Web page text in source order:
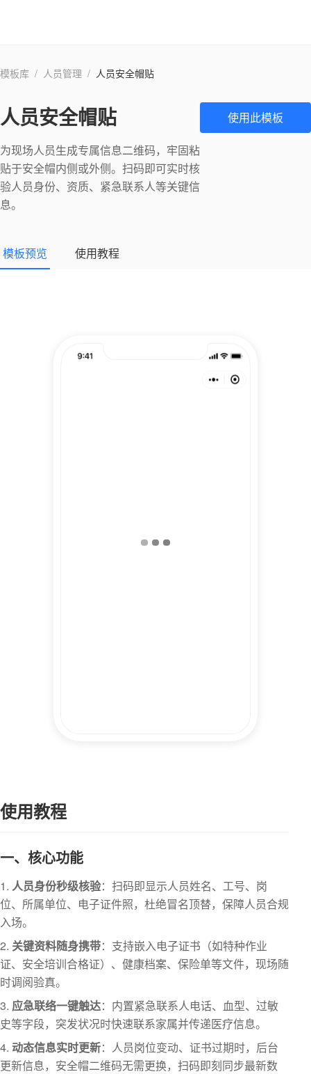
模板库 / 人员管理 / 人员安全帽贴
人员安全帽贴
为现场人员生成专属信息二维码，牢固粘
贴于安全帽内侧或外侧。扫码即可实时核
验人员身份、资质、紧急联系人等关键信
息。
模板预览 使用教程
使用此模板
使用教程
一、核心功能
人员身份秒级核验：扫码即显示人员姓名、工号、岗
位、所属单位、电子证件照，杜绝冒名顶替，保障人员合规
入场。
关键资料随身携带：支持嵌入电子证书（如特种作业
证、安全培训合格证）、健康档案、保险单等文件，现场随
时调阅验真。
应急联络一键触达：内置紧急联系人电话、血型、过敏
史等字段，突发状况时快速联系家属并传递医疗信息。
动态信息实时更新：人员岗位变动、证书过期时，后台
更新信息，安全帽二维码无需更换，扫码即刻同步最新数